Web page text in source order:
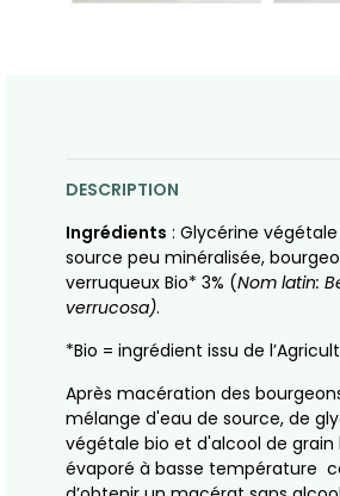
DESCRIPTION
Ingrédients : Glycérine végétale
source peu minéralisée,
verruqueux Bio* 3% (Nom latin:
verrucosa).
*Bio = ingrédient issu de
Après macération des
mélange d'eau de source, de
végétale bio et d'alcool de grain
évaporé à basse température